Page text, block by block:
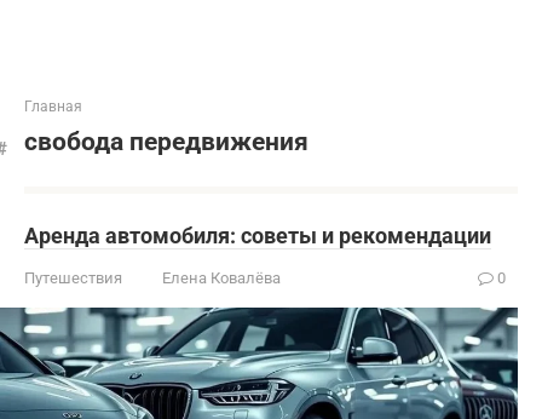
Главная
свобода передвижения
Аренда автомобиля: советы и рекомендации
Путешествия Елена Ковалёва 0